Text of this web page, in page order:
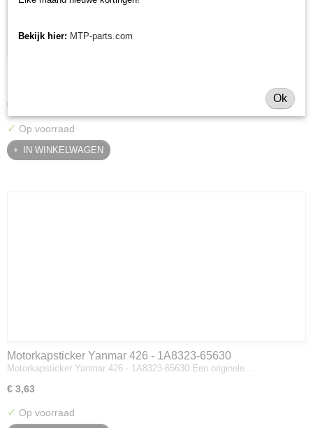
€ 24,74
✓ Op voorraad
IN WINKELWAGEN
Motorkapsticker Yanmar 426 - 1A8323-65630
Motorkapsticker Yanmar 426 - 1A8323-65630 Een originele…
€ 3,63
✓ Op voorraad
Bekijk hier: MTP-parts.com
Ok